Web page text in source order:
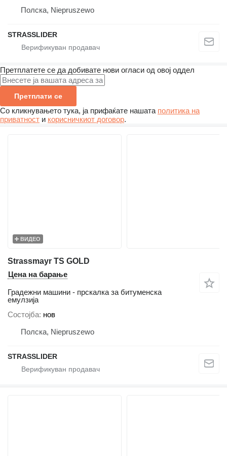
Полска, Niepruszewo
STRASSLIDER
Претплатете се да добивате нови огласи од овој оддел
Претплати се
Со кликнувањето тука, ја прифаќате нашата политика на
приватност и корисничкиот договор.
ВИДЕО
Strassmayr TS GOLD
Цена на барање
Градежни машини - прскалка за битуменска
емулзија
Состојба нов
Полска, Niepruszewo
STRASSLIDER